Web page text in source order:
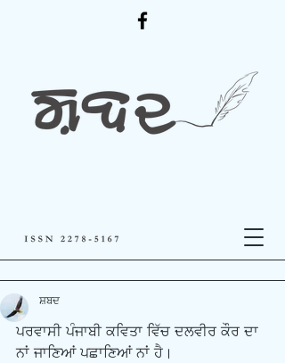
ਸ਼ਬਦ
ਪਰਵਾਸੀ ਪੰਜਾਬੀ ਕਵਿਤਾ ਵਿੱਚ ਦਲਵੀਰ ਕੌਰ ਦਾ
ਨਾਂ ਜਾਣਿਆਂ ਪਛਾਣਿਆਂ ਨਾਂ ਹੈ।